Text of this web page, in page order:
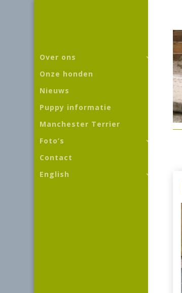
Over ons
Onze honden
Nieuws
Puppy informatie
Manchester Terrier
Foto’s
Contact
English